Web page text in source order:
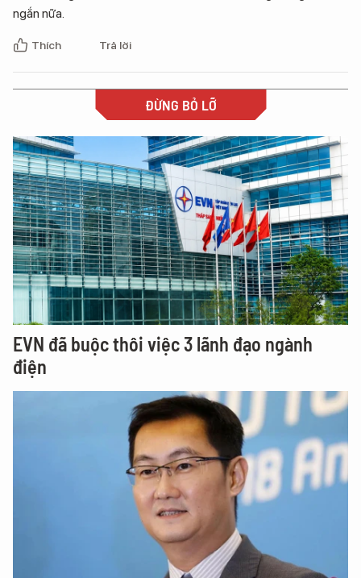
ngắn nữa.
Thích Trả lời
ĐỪNG BỎ LỠ
EVN đã buộc thôi việc 3 lãnh đạo ngành
điện